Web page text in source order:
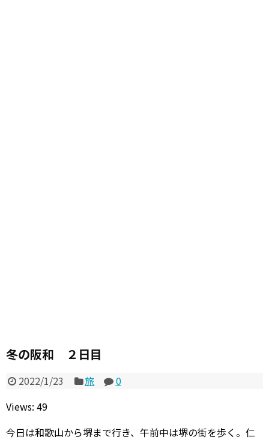
冬の阪和 ２日目
2022/1/23 旅
0
Views: 49
今日は和歌山から堺まで行き、午前中は堺の街を歩く。仁